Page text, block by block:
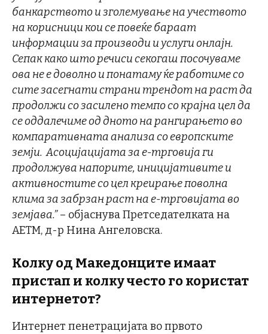
банкарството и зголемување на учеството
на корисници кои се повеќе бараат
информации за производи и услуги онлајн.
Сепак како што речиси секогаш посочуваме
ова не е доволно и понатаму ќе работиме со
сите засегнати страни трендот на раст да
продолжи со засилено темпо со крајна цел да
се оддалечиме од дното на рангирањето во
компаративната анализа со европските
земји. Асоцијацијата за е-трговија ги
продолжува напорите, иницијативите и
активностите со цел креирање поволна
клима за забрзан раст на е-трговијата во
земјава.”– објаснува Претседателката на
АЕТМ, д-р Нина Ангеловска.
Колку од Македонците имаат
пристап и колку често го користат
интернетот?
Интернет пенетрацијата во првото